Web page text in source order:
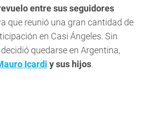
entre sus seguidores
que reunió una gran cantidad de
en Casi Ángeles. Sin
quedarse en Argentina,
Icardi y sus hijos.